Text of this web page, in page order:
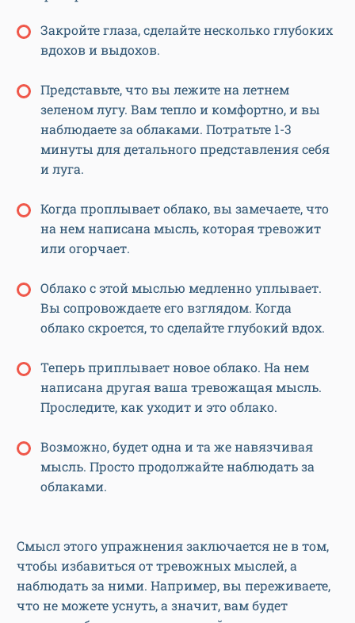
Закройте глаза, сделайте несколько глубоких
вдохов и выдохов.
Представьте, что вы лежите на летнем
зеленом лугу. Вам тепло и комфортно, и вы
наблюдаете за облаками. Потратьте 1-3
минуты для детального представления себя
и луга.
Когда проплывает облако, вы замечаете, что
на нем написана мысль, которая тревожит
или огорчает.
Облако с этой мыслью медленно уплывает.
Вы сопровождаете его взглядом. Когда
облако скроется, то сделайте глубокий вдох.
Теперь приплывает новое облако. На нем
написана другая ваша тревожащая мысль.
Проследите, как уходит и это облако.
Возможно, будет одна и та же навязчивая
мысль. Просто продолжайте наблюдать за
облаками.
Смысл этого упражнения заключается не в том,
чтобы избавиться от тревожных мыслей, а
наблюдать за ними. Например, вы переживаете,
что не можете уснуть, а значит, вам будет